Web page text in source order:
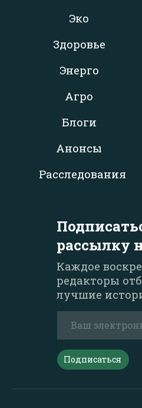
Эко
Здоровье
Энерго
Агро
Блоги
Анонсы
Расследования
рассылку
Каждое
редакторы
лучшие
Подписаться